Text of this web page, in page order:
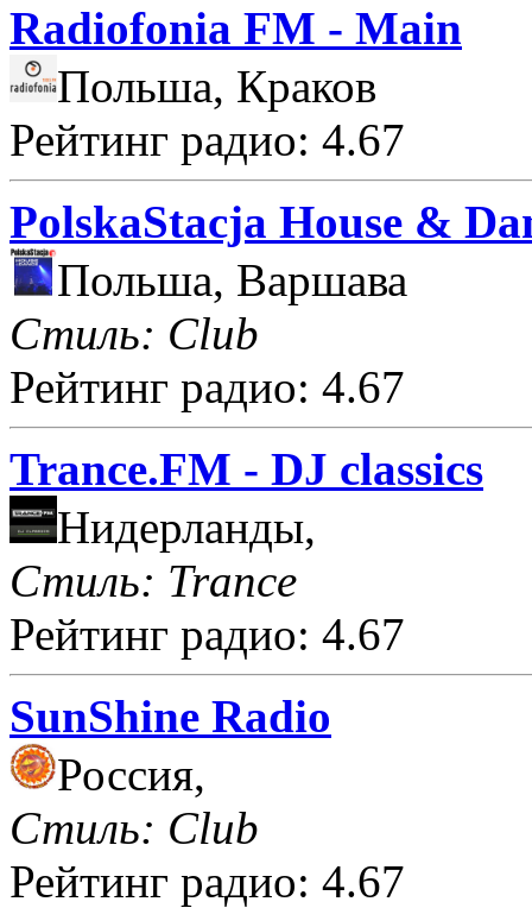
Radiofonia FM - Main
Польша, Краков
Рейтинг радио: 4.67
PolskaStacja House &
Польша, Варшава
Стиль: Club
Рейтинг радио: 4.67
Trance.FM - DJ classics
Нидерланды,
Стиль: Trance
Рейтинг радио: 4.67
SunShine Radio
Россия,
Стиль: Club
Рейтинг радио: 4.67